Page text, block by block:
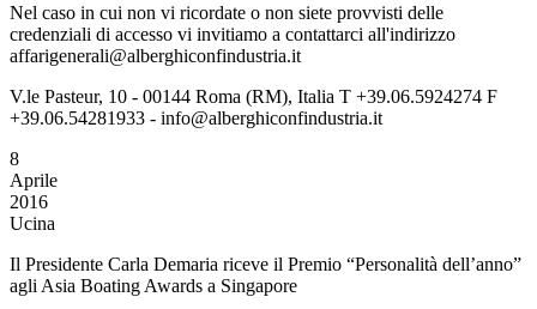
Nel caso in cui non vi ricordate o non siete provvisti delle
credenziali di accesso vi invitiamo a contattarci all'indirizzo
affarigenerali@alberghiconfindustria.it
V.le Pasteur, 10 - 00144 Roma (RM), Italia T +39.06.5924274 F
+39.06.54281933 - info@alberghiconfindustria.it
8
Aprile
2016
Ucina
Il Presidente Carla Demaria riceve il Premio “Personalità dell’anno”
agli Asia Boating Awards a Singapore